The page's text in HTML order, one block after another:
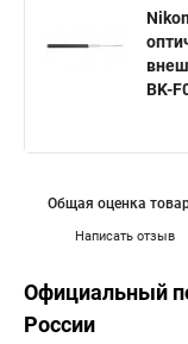
BK-
Написать отзыв
Общая оценка
Официальный
России